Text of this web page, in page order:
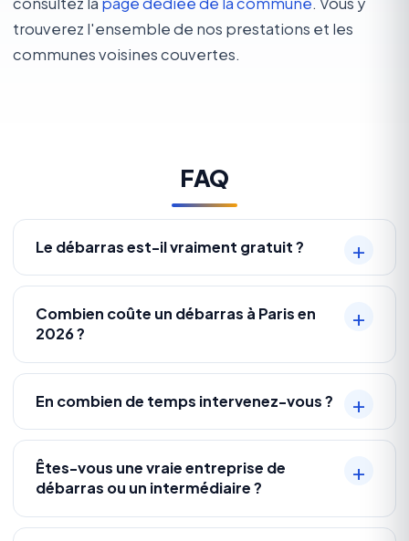
trouverez l'ensemble de nos prestations et les
communes voisines couvertes.
FAQ
Le débarras est-il vraiment gratuit ?
Combien coûte un débarras à Paris en
2026 ?
En combien de temps intervenez-vous ?
Êtes-vous une vraie entreprise de
débarras ou un intermédiaire ?